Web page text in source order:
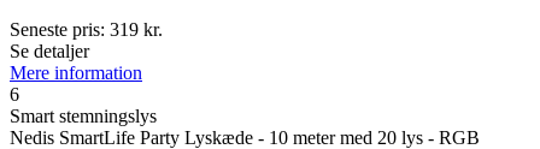
Seneste pris: 319 kr.
Se detaljer
Mere information
6
Smart stemningslys
Nedis SmartLife Party Lyskæde - 10 meter med 20 lys - RGB